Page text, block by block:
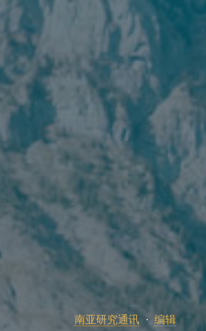
南亚研究通讯 编辑